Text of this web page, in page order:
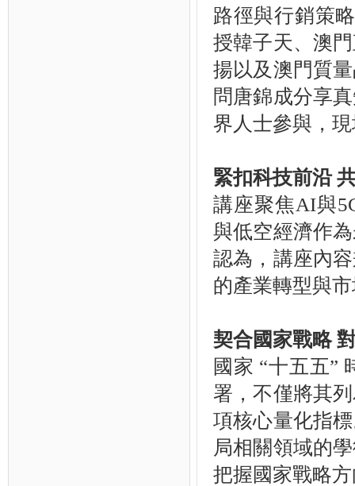
路徑與行銷策
授韓子天、澳
揚以及澳門質
問唐錦成分享
界人士參與，
緊扣科技前沿
講座聚焦AI與
與低空經濟作
認為，講座內
的產業轉型與
契合國家戰略
國家 “十五五”
署，不僅將其
項核心量化指
局相關領域的
把握國家戰略